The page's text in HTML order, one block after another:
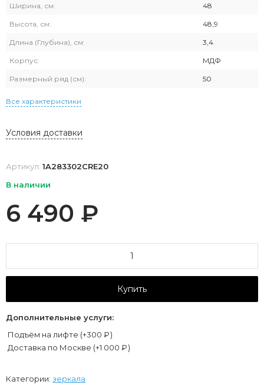
Ширина, см: 48
Высота, см: 48,9
Длина (Глубина), см: 3,4
Корпус: МДФ
Размерный ряд (см): 50
Все характеристики
Условия доставки
Артикул: 1A283302CRE20
В наличии
6 490 ₽
Купить
Дополнительные услуги:
Подъём на лифте (+300 ₽)
Доставка по Москве (+1 000 ₽)
Категории: зеркала